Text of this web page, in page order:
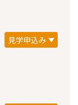
見学申込み